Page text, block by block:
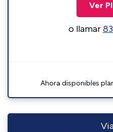
Ver
o llamar
Ahora disponibles